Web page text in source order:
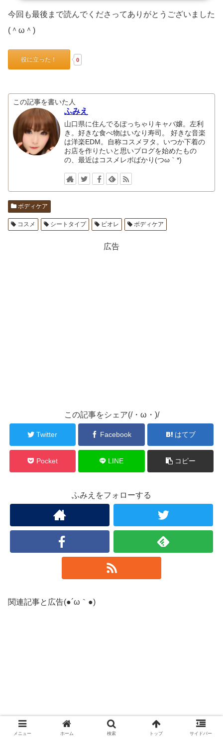
今回も最後まで読んでくださってありがとうございました
(＾ω＾)
役に立った！ 0
この記事を書いた人
ふみえ
山口県に住んでるぽっちゃりキャバ嬢。左利
き。好きな食べ物はいなり寿司。 好きな音楽
は洋楽EDM。自称コスメヲタ。いつか下着の
お店を作りたいと思いブログを始めたもの
の、最近はコスメレポばかり(つω｀*)
ボディケア
コスメ シートタイプ ビオレ ボディケア
広告
この記事をシェア(/・ω・)/
Twitter Facebook はてブ
Pocket LINE コピー
ふみえをフォローする
関連記事と広告(●´ω｀●)
メニュー ホーム 検索 トップ サイドバー